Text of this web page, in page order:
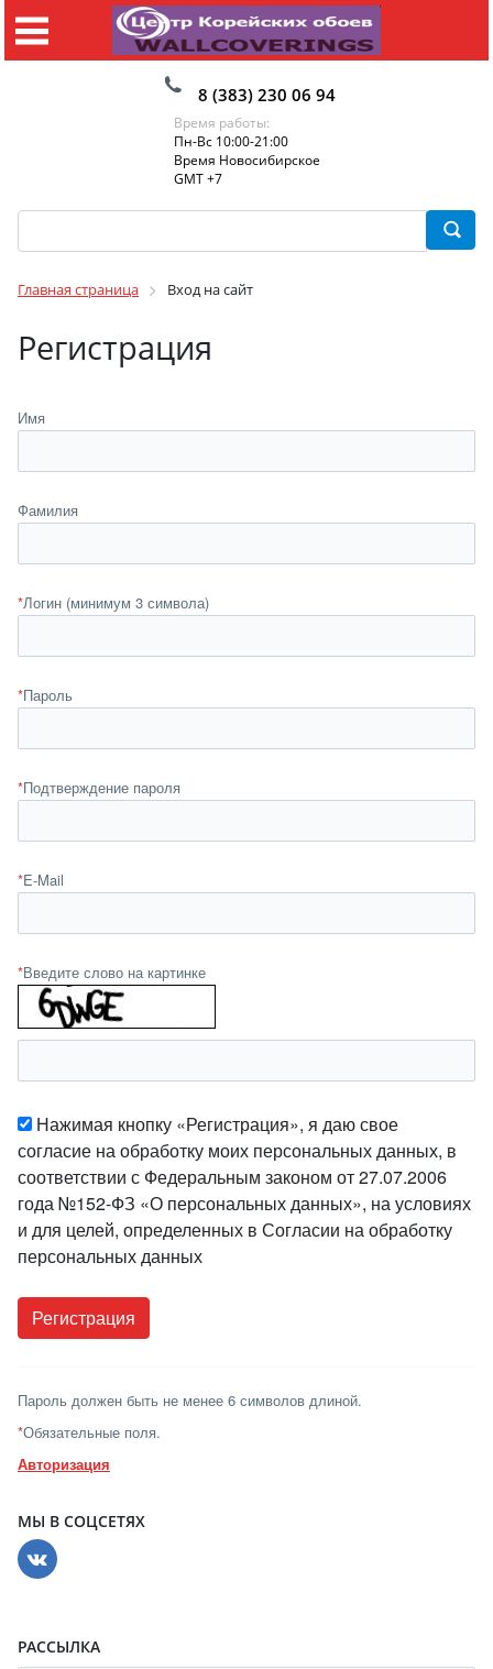
8 (383) 230 06 94
Время работы:
Пн-Вс 10:00-21:00
Время Новосибирское
GMT +7
Главная страница Вход на сайт
Регистрация
Имя
Фамилия
*Логин (минимум 3 символа)
*Пароль
*Подтверждение пароля
*E-Mail
*Введите слово на картинке
Нажимая кнопку «Регистрация», я даю свое
согласие на обработку моих персональных данных, в
соответствии с Федеральным законом от 27.07.2006
года №152-ФЗ «О персональных данных», на условиях
и для целей, определенных в Согласии на обработку
персональных данных
Пароль должен быть не менее 6 символов длиной.
*Обязательные поля.
Авторизация
МЫ В СОЦСЕТЯХ
РАССЫЛКА